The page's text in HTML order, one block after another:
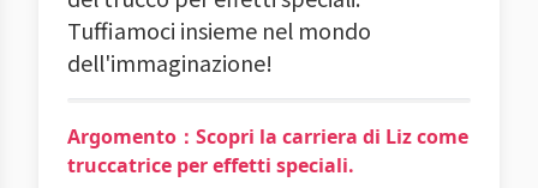
Tuffiamoci insieme nel mondo
dell'immaginazione!
Argomento：Scopri la carriera di Liz come
truccatrice per effetti speciali.